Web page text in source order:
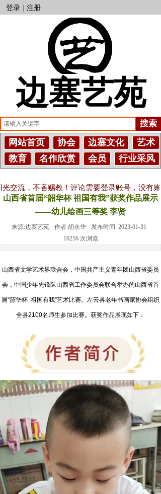
登录 注册
边塞艺苑
搜索
网站首页 协会 边塞文化
艺术
教育
名作欣赏 会员 行业采风
不吝赐教！评论需要登录账号，没有账号点
山西省首届“韶华杯 祖国有我”获奖作品展示
——幼儿绘画三等奖 李贤
来源:边塞艺苑 作者:胡永华 发布时间: 2023-01-31
10256 次浏览
山西省文学艺术界联合会，中国共产主义青年团山西省委员
会，中国少年先锋队山西省工作委员会联合举办的山西省首
届“韶华杯 祖国有我”艺术比赛。左云县老年书画家协会组织
全县2100名师生参加比赛。获奖作品展现如下：